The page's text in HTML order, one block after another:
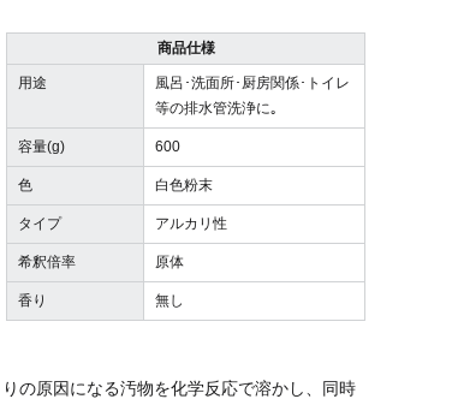
商品仕様
用途
風呂･洗面所･厨房関係･トイレ
等の排水管洗浄に｡
容量(g) 600
色 白色粉末
タイプ アルカリ性
希釈倍率 原体
香り 無し
の原因になる汚物を化学反応で溶かし、同時